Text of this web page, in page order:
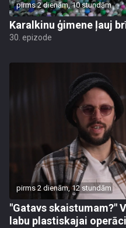
pirms 2 dienām, 10 stundām
Karalkinu ģimene ļauj
30. epizode
pirms 2 dienām, 12 stundām
"Gatavs skaistumam?"
labu plastiskajai